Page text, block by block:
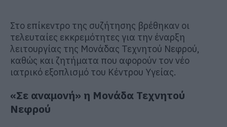
Στο επίκεντρο της συζήτησης βρέθηκαν οι
τελευταίες εκκρεμότητες για την έναρξη
λειτουργίας της Μονάδας Τεχνητού Νεφρού,
καθώς και ζητήματα που αφορούν τον νέο
ιατρικό εξοπλισμό του Κέντρου Υγείας.
«Σε αναμονή» η Μονάδα Τεχνητού
Νεφρού